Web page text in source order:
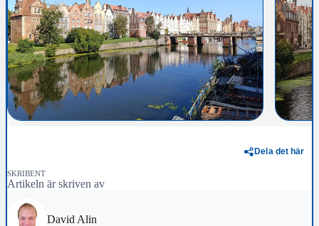
Dela det här
SKRIBENT
Artikeln är skriven av
David Alin